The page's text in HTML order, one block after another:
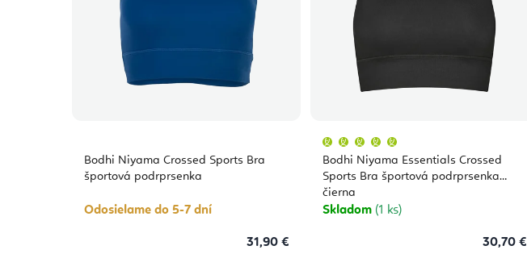
Bodhi Niyama Crossed Sports Bra
športová podrprsenka
Odosielame do 5-7 dní
31,90 €
Bodhi Niyama Essentials Crossed
Sports Bra športová podrprsenka
čierna
produktu
je
5,0
hviezdičiek.
Skladom (1 ks)
30,70 €